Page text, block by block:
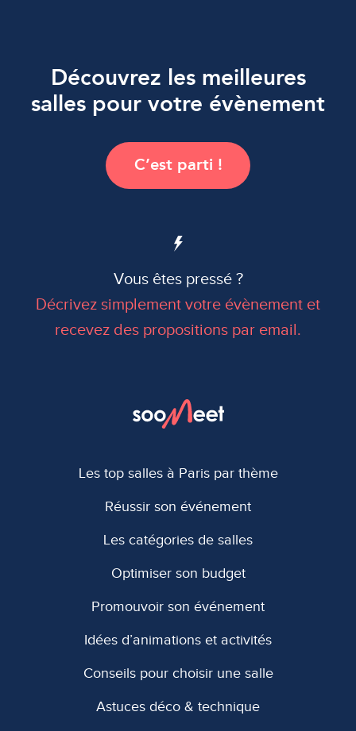
Découvrez les meilleures
salles pour votre évènement
C’est parti !
Vous êtes pressé ?
Décrivez simplement votre évènement et
recevez des propositions par email.
Les top salles à Paris par thème
Réussir son événement
Les catégories de salles
Optimiser son budget
Promouvoir son événement
Idées d’animations et activités
Conseils pour choisir une salle
Astuces déco & technique
Accueil